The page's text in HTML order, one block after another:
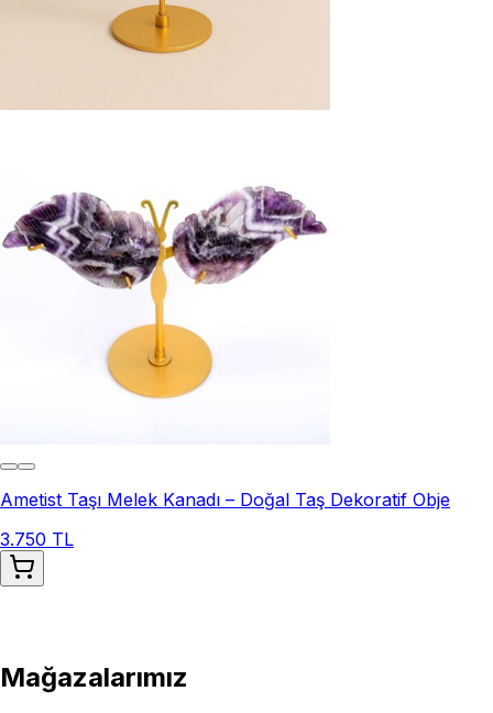
Ametist Taşı Melek Kanadı – Doğal Taş Dekoratif Obje
3.750 TL
Mağazalarımız